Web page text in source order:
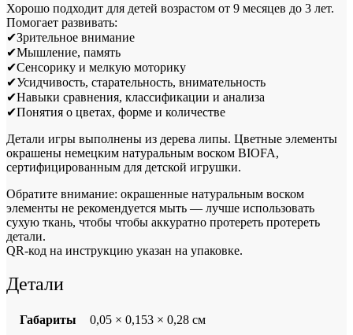
Хорошо подходит для детей возрастом от 9 месяцев до 3 лет.
Помогает развивать:
✔Зрительное внимание
✔Мышление, память
✔Cенсорику и мелкую моторику
✔Усидчивость, старательность, внимательность
✔Навыки сравнения, классификации и анализа
✔Понятия о цветах, форме и количестве
Детали игры выполнены из дерева липы. Цветные элементы
окрашены немецким натуральным воском BIOFA,
сертифицированным для детской игрушки.
Обратите внимание: окрашенные натуральным воском
элементы не рекомендуется мыть — лучше использовать
сухую ткань, чтобы чтобы аккуратно протереть протереть
детали.
QR-код на инструкцию указан на упаковке.
Детали
Габариты 0,05 × 0,153 × 0,28 см